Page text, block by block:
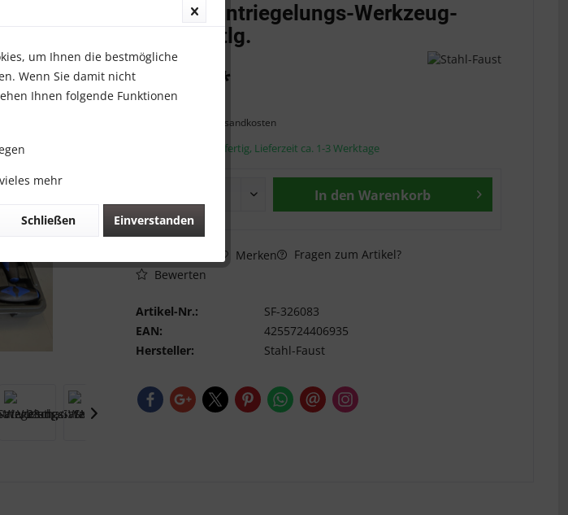
Stecker Entriegelungs-Werkzeug-
Satz, 23-tlg.
39,00 € *
Inhalt:1 Stück
zzgl. Versandkosten
Sofort versandfertig, Lieferzeit ca. 1-3 Werktage
In den Warenkorb
Merken
Fragen zum Artikel?
Bewerten
Artikel-Nr.:
SF-326083
EAN:
4255724406935
Hersteller:
Stahl-Faust
um Ihnen die bestmögliche
Wenn Sie damit nicht
Ihnen folgende Funktionen
mehr
Einverstanden
Schließen